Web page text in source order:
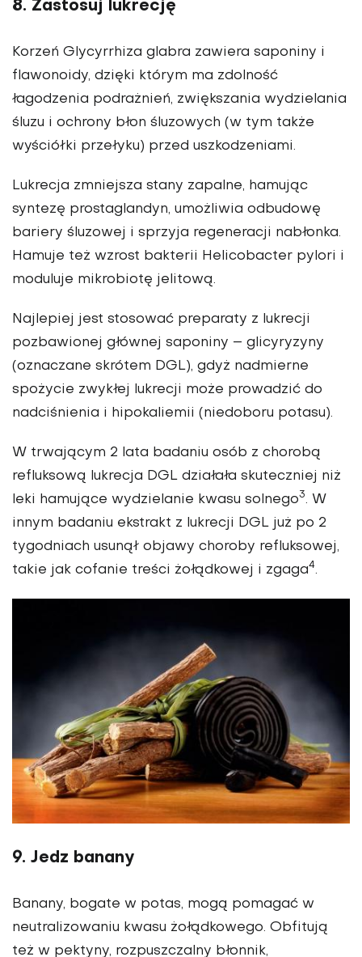
8. Zastosuj lukrecję
Korzeń Glycyrrhiza glabra zawiera saponiny i
flawonoidy, dzięki którym ma zdolność
łagodzenia podrażnień, zwiększania wydzielania
śluzu i ochrony błon śluzowych (w tym także
wyściółki przełyku) przed uszkodzeniami.
Lukrecja zmniejsza stany zapalne, hamując
syntezę prostaglandyn, umożliwia odbudowę
bariery śluzowej i sprzyja regeneracji nabłonka.
Hamuje też wzrost bakterii Helicobacter pylori i
moduluje mikrobiotę jelitową.
Najlepiej jest stosować preparaty z lukrecji
pozbawionej głównej saponiny – glicyryzyny
(oznaczane skrótem DGL), gdyż nadmierne
spożycie zwykłej lukrecji może prowadzić do
nadciśnienia i hipokaliemii (niedoboru potasu).
W trwającym 2 lata badaniu osób z chorobą
refluksową lukrecja DGL działała skuteczniej niż
leki hamujące wydzielanie kwasu solnego3. W
innym badaniu ekstrakt z lukrecji DGL już po 2
tygodniach usunął objawy choroby refluksowej,
takie jak cofanie treści żołądkowej i zgaga4.
9. Jedz banany
Banany, bogate w potas, mogą pomagać w
neutralizowaniu kwasu żołądkowego. Obfitują
też w pektyny, rozpuszczalny błonnik,